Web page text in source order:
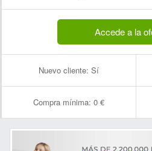
Accede a la
Nuevo cliente: Sí
Compra mínima: 0 €